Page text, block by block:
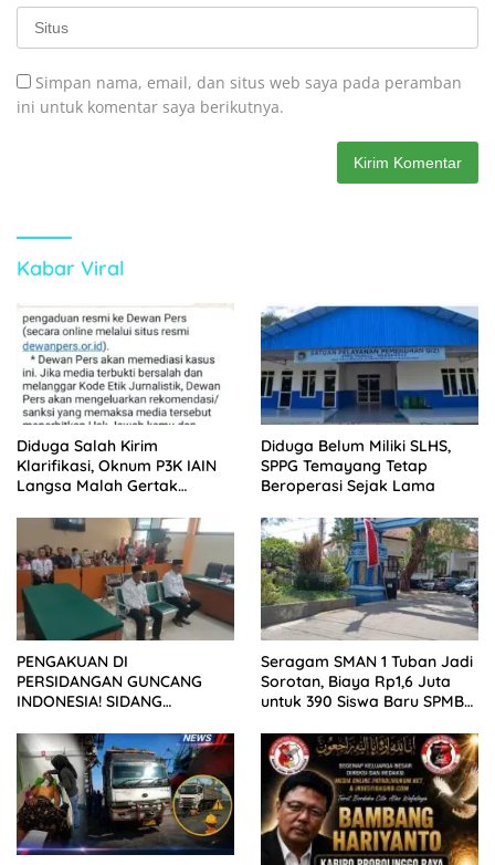
Simpan nama, email, dan situs web saya pada peramban
ini untuk komentar saya berikutnya.
Kabar Viral
Diduga Salah Kirim
Klarifikasi, Oknum P3K IAIN
Langsa Malah Gertak
Diduga Belum Miliki SLHS,
SPPG Temayang Tetap
Beroperasi Sejak Lama
PENGAKUAN DI
PERSIDANGAN GUNCANG
INDONESIA! SIDANG
KELUARGA KORBAN
MENGAMUK DI PN MALANG
Seragam SMAN 1 Tuban Jadi
Sorotan, Biaya Rp1,6 Juta
untuk 390 Siswa Baru SPMB